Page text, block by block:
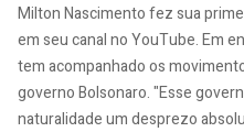
Milton Nascimento fez sua
em seu canal no YouTube. Em
tem acompanhado os
governo Bolsonaro. "Esse
naturalidade um desprezo